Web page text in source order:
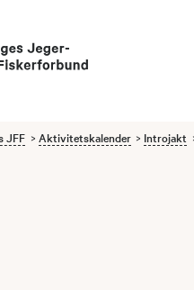
JFF Aktivitetskalender Introjakt